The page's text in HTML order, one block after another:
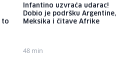
to
Infantino uzvraća udarac!
Dobio je podršku Argentine,
Meksika i čitave Afrike
48 min